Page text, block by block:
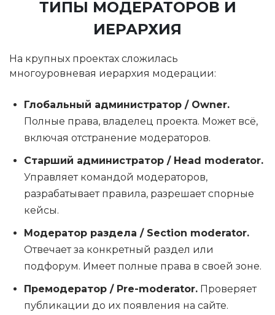
ТИПЫ МОДЕРАТОРОВ И
ИЕРАРХИЯ
На крупных проектах сложилась
многоуровневая иерархия модерации:
Глобальный администратор / Owner.
Полные права, владелец проекта. Может всё,
включая отстранение модераторов.
Старший администратор / Head moderator.
Управляет командой модераторов,
разрабатывает правила, разрешает спорные
кейсы.
Модератор раздела / Section moderator.
Отвечает за конкретный раздел или
подфорум. Имеет полные права в своей зоне.
Премодератор / Pre-moderator. Проверяет
публикации до их появления на сайте.